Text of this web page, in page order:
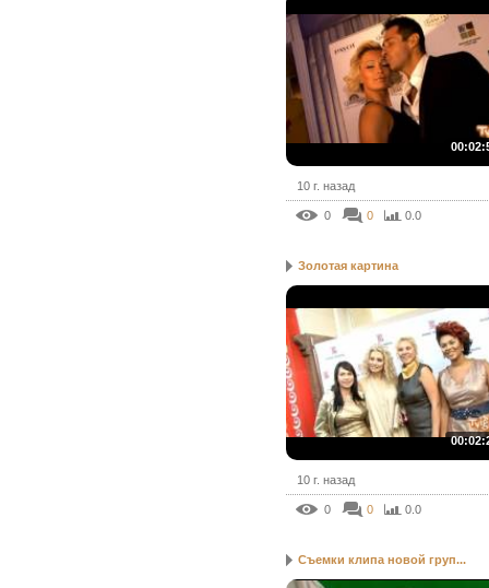
10 г. назад
0 0 0.0
Золотая картина
10 г. назад
0 0 0.0
Съемки клипа новой груп...